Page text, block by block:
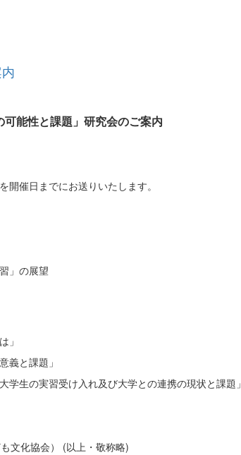
能性と課題」研究会のご案内
催日までにお送りいたします。
」の展望
」
義と課題」
生の実習受け入れ及び大学との連携の現状と課題」
文化協会） (以上・敬称略)